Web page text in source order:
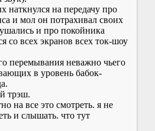
на передачу про
и мол он потрахивал своих
и про покойника
со всех экранов всех ток-шоу
перемывания неважно чьего
в уровень бабок-
трэш.
на все это смотреть. я не
и слышать. что тут